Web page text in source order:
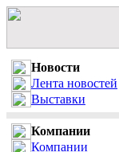
Новости
Лента новостей
Выставки
Компании
Компании